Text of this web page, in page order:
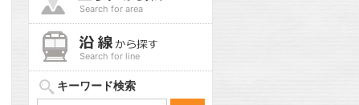
Search for area
Search for line
キーワード検索